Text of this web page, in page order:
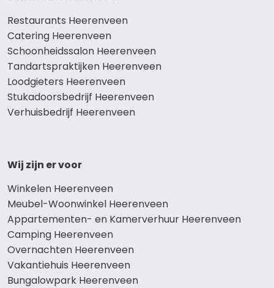
Restaurants Heerenveen
Catering Heerenveen
Schoonheidssalon Heerenveen
Tandartspraktijken Heerenveen
Loodgieters Heerenveen
Stukadoorsbedrijf Heerenveen
Verhuisbedrijf Heerenveen
Wij zijn er voor
Winkelen Heerenveen
Meubel-Woonwinkel Heerenveen
Appartementen- en Kamerverhuur Heerenveen
Camping Heerenveen
Overnachten Heerenveen
Vakantiehuis Heerenveen
Bungalowpark Heerenveen